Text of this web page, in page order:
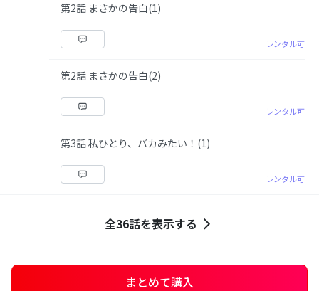
第2話 まさかの告白(1)
レンタル可
第2話 まさかの告白(2)
レンタル可
第3話 私ひとり、バカみたい！(1)
レンタル可
全36話を表示する
まとめて購入